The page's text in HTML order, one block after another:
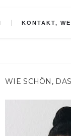
KONTAKT,
WIE SCHÖN,